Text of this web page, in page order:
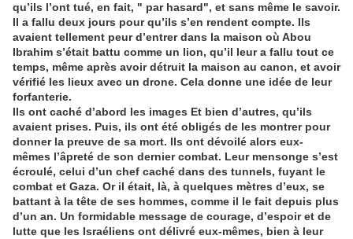
qu’ils l’ont tué, en fait, " par hasard", et sans même le savoir.
Il a fallu deux jours pour qu’ils s’en rendent compte. Ils
avaient tellement peur d’entrer dans la maison où Abou
Ibrahim s’était battu comme un lion, qu’il leur a fallu tout ce
temps, même après avoir détruit la maison au canon, et avoir
vérifié les lieux avec un drone. Cela donne une idée de leur
forfanterie.
Ils ont caché d’abord les images Et bien d’autres, qu’ils
avaient prises. Puis, ils ont été obligés de les montrer pour
donner la preuve de sa mort. Ils ont dévoilé alors eux-
mêmes l’âpreté de son dernier combat. Leur mensonge s’est
écroulé, celui d’un chef caché dans des tunnels, fuyant le
combat et Gaza. Or il était, là, à quelques mètres d’eux, se
battant à la tête de ses hommes, comme il le fait depuis plus
d’un an. Un formidable message de courage, d’espoir et de
lutte que les Israéliens ont délivré eux-mêmes, bien à leur